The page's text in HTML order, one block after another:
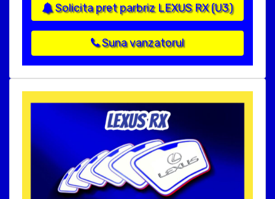
Solicita pret parbriz LEXUS RX (U3)
Suna vanzatorul